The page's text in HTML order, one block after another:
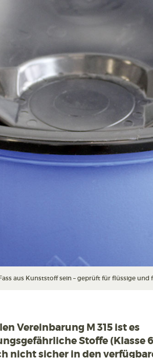
aus Kunststoff sein – geprüft für flüssige und
Vereinbarung M 315 ist es
Stoffe (Klasse
nicht sicher in den